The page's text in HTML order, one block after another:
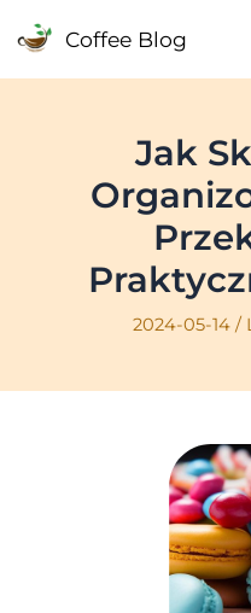
Coffee Blog
Jak
2024-05-14 /